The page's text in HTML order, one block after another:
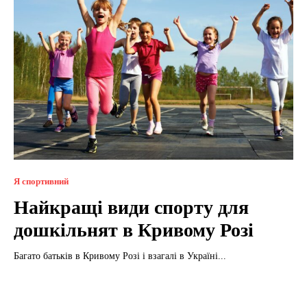
Я спортивний
Найкращі види спорту для
дошкільнят в Кривому Розі
Багато батьків в Кривому Розі і взагалі в Україні...